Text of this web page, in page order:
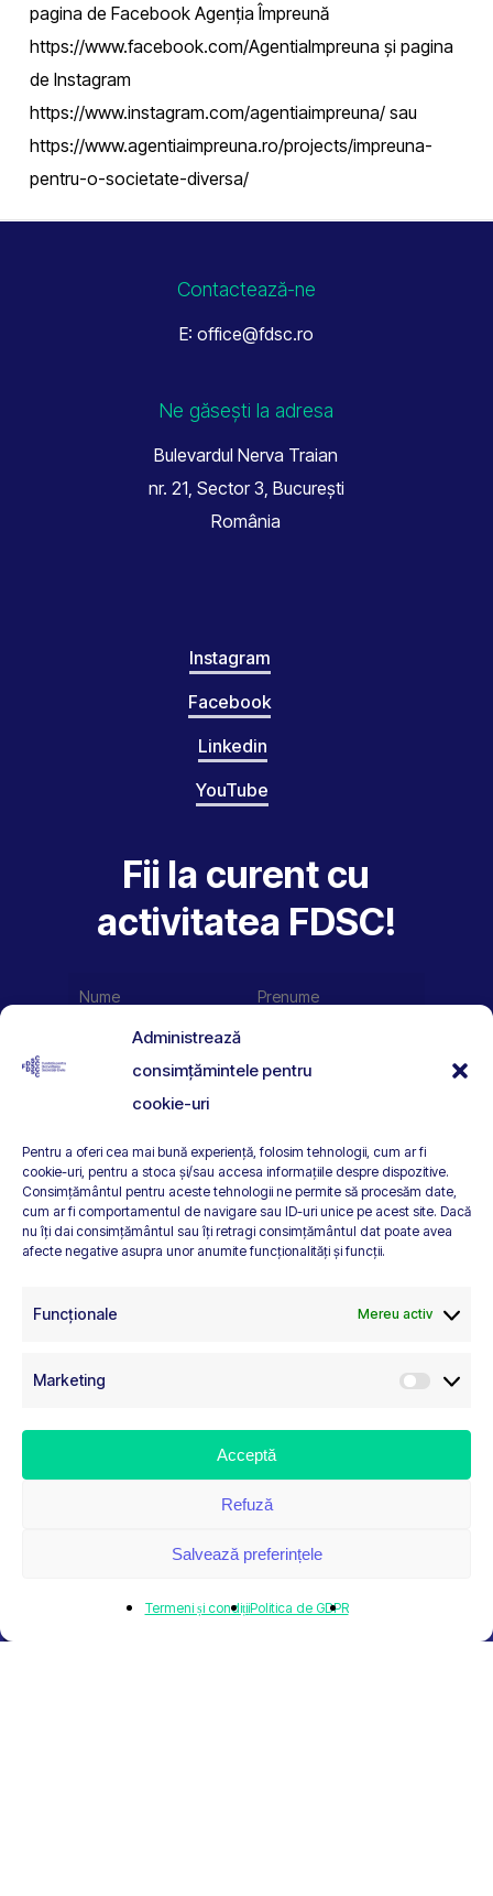
Administrează
consimțămintele pentru
cookie-uri
Pentru a oferi cea mai bună experiență, folosim tehnologii, cum ar fi
cookie-uri, pentru a stoca și/sau accesa informațiile despre dispozitive.
Consimțământul pentru aceste tehnologii ne permite să procesăm date,
cum ar fi comportamentul de navigare sau ID-uri unice pe acest site. Dacă
nu îți dai consimțământul sau îți retragi consimțământul dat poate avea
afecte negative asupra unor anumite funcționalități și funcții.
Funcționale Mereu activ
Marketing
Acceptă
Refuză
Salvează preferințele
Termeni și condițiiPolitica de GDPR
pagina de Facebook Agenția Împreună
https://www.facebook.com/AgentiaImpreuna și pagina
de Instagram
https://www.instagram.com/agentiaimpreuna/ sau
https://www.agentiaimpreuna.ro/projects/impreuna-
pentru-o-societate-diversa/
Contactează-ne
E: office@fdsc.ro
Ne găsești la adresa
Bulevardul Nerva Traian
nr. 21, Sector 3, București
România
Instagram
Facebook
Linkedin
YouTube
Fii la curent cu
activitatea FDSC!
date.